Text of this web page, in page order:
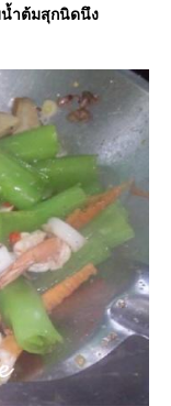
ำต้มสุกนิดนึง